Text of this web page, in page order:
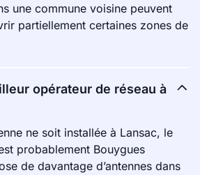
une commune voisine peuvent
partiellement certaines zones de
opérateur de réseau à
ne soit installée à Lansac, le
probablement Bouygues
de davantage d’antennes dans